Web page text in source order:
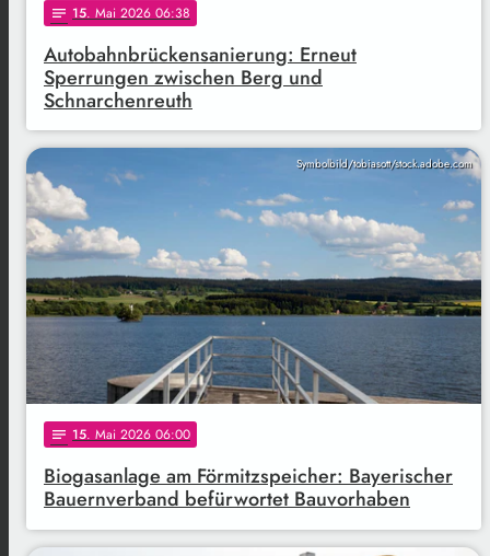
notes 15. Mai 2026 06:38
Autobahnbrückensanierung: Erneut
Sperrungen zwischen Berg und
Schnarchenreuth
Symbolbild/tobiasott/stock.adobe.com
notes 15. Mai 2026 06:00
Biogasanlage am Förmitzspeicher: Bayerischer
Bauernverband befürwortet Bauvorhaben